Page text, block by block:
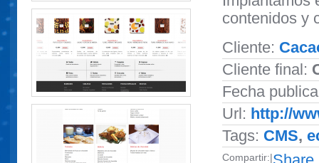
contenidos y
Cliente:
Cliente final:
Fecha
Url: http://
Tags: CMS,
Compartir:|